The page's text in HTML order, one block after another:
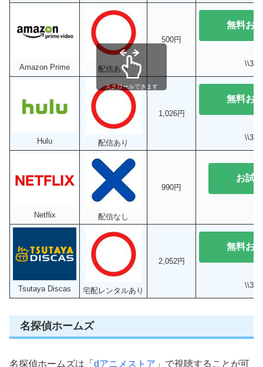
Amazon Prime 配信あり
500円
無料お
\\30
Hulu 配信あり
1,026円
無料お
\\31
Netflix 配信なし
990円
お試
Tsutaya Discas 宅配レンタルあり
2,052円
無料お
\\30
スクロールできます
名探偵ホームズ
名探偵ホームズは「 dアニメストア 」で視聴することが可